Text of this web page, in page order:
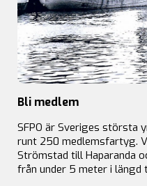
Bli medlem
SFPO är Sveriges största
runt 250 medlemsfartyg.
Strömstad till Haparanda
från under 5 meter i